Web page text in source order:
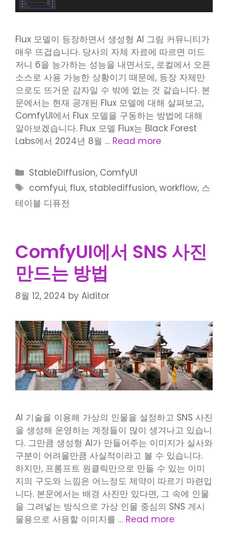
Flux 모델이 등장하면서 생성형 AI 그림 커뮤니티가
매우 뜨겁습니다. 당사의 자체 자료에 따르면 미드
저니 6을 능가하는 성능을 내면서도, 로컬에서 오픈
소스로 사용 가능한 상황이기 때문에, 등장 자체만
으로도 뜨거운 감자일 수 밖에 없는 것 같습니다. 본
문에서는 현재 공개된 Flux 모델에 대해 살펴보고,
ComfyUI에서 Flux 모델을 구동하는 방법에 대해
알아보겠습니다. Flux 모델 Flux는 Black Forest
Labs에서 2024년 8월 … Read more
Categories
StableDiffusion, ComfyUI
Tags
comfyui, flux, stablediffusion,workflow, 스
테이블 디퓨전
ComfyUI에서 SNS 사진
만드는 방법
8월 12, 2024 by Aiditor
AI 기술을 이용해 가상의 인물을 설정하고 SNS 사진
을 생성해 운영하는 계정들이 많이 생겨나고 있습니
다. 그만큼 생성형 AI가 만들어주는 이미지가 실사와
구분이 어려울만큼 사실적이라고 볼 수 있습니다.
하지만, 프롬프트 원클릭만으로 만들 수 있는 이미
지의 구도와 느낌은 어느정도 제약이 따르기 마련입
니다. 본문에서는 배경 사진만 있다면, 그 속에 인물
을 그려넣는 방식으로 가상 인물 중심의 SNS 게시
물용으로 사용할 이미지를 … Read more